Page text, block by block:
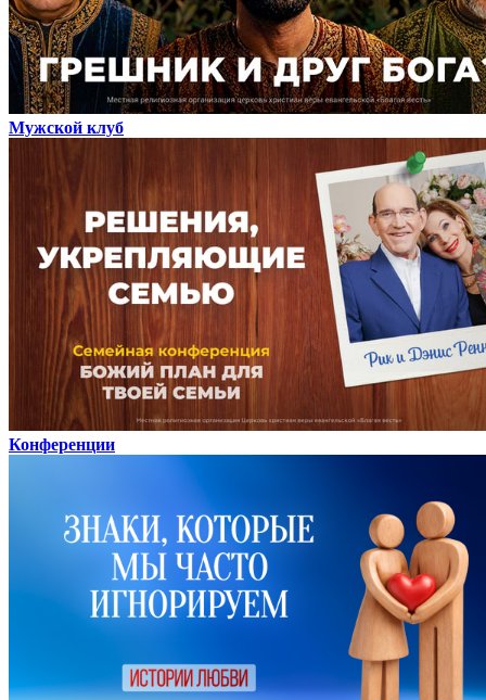
Мужской клуб
Конференции